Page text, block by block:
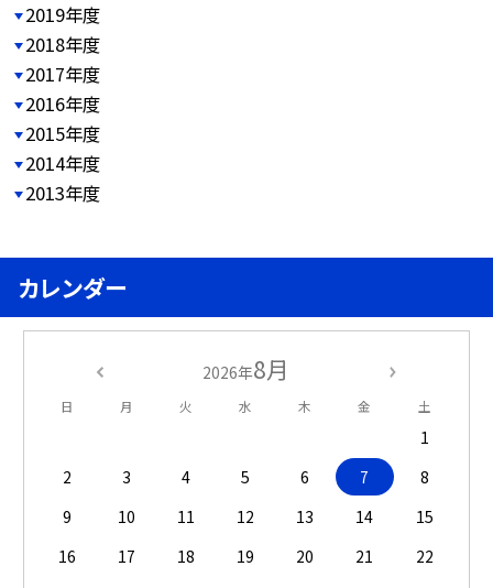
2019年度
2018年度
2017年度
2016年度
2015年度
2014年度
2013年度
カレンダー
2026年8月
日 月 火 水 木 金 土
1
2
3 4 5 6 7
8
9
10 11 12 13 14
15
16
17 18 19 20 21
22